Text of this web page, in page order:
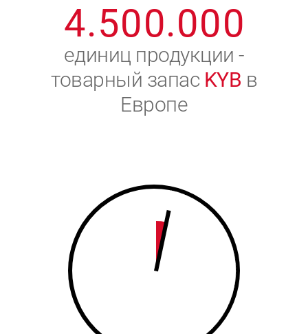
4
5
6
9
0
.5
6
7
0
00.000
единиц продукции -
товарный запас KYB в
Европе